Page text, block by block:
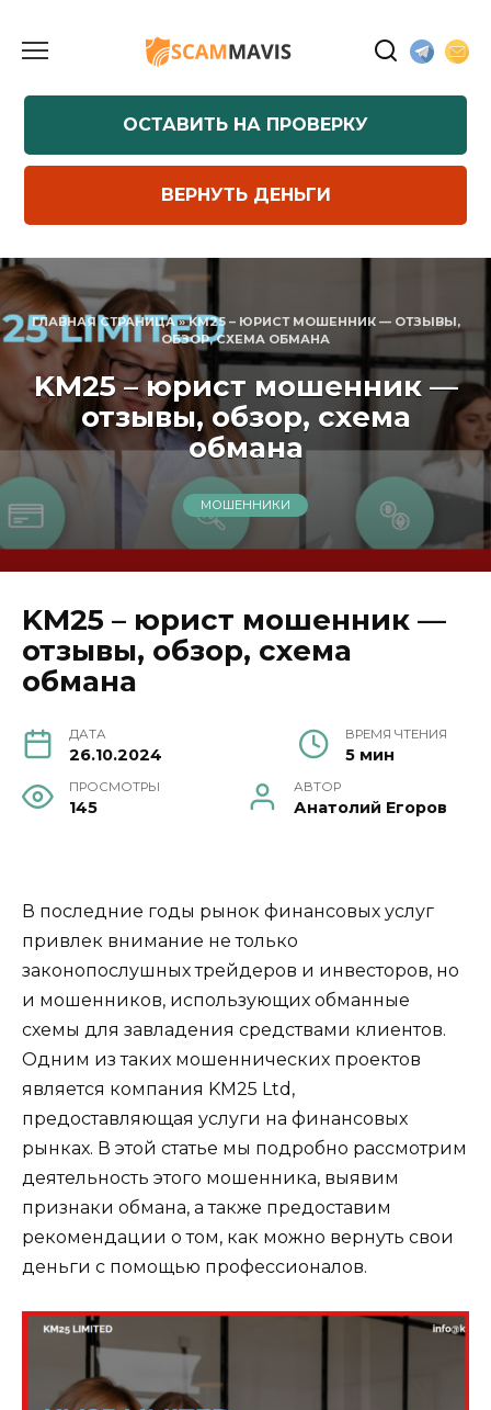
содержанию
ОСТАВИТЬ НА ПРОВЕРКУ
ВЕРНУТЬ ДЕНЬГИ
ГЛАВНАЯ СТРАНИЦА»KM25 – ЮРИСТ МОШЕННИК — ОТЗЫВЫ,
ОБЗОР, СХЕМА ОБМАНА
KM25 – юрист мошенник —
отзывы, обзор, схема
обмана
МОШЕННИКИ
KM25 – юрист мошенник —
отзывы, обзор, схема
обмана
ДАТА
26.10.2024
ВРЕМЯ ЧТЕНИЯ
5 мин
ПРОСМОТРЫ
145
АВТОР
Анатолий Егоров
В последние годы рынок финансовых услуг
привлек внимание не только
законопослушных трейдеров и инвесторов, но
и мошенников, использующих обманные
схемы для завладения средствами клиентов.
Одним из таких мошеннических проектов
является компания KM25 Ltd,
предоставляющая услуги на финансовых
рынках. В этой статье мы подробно рассмотрим
деятельность этого мошенника, выявим
признаки обмана, а также предоставим
рекомендации о том, как можно вернуть свои
деньги с помощью профессионалов.